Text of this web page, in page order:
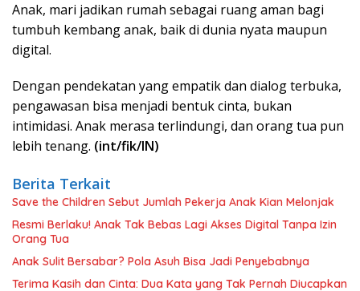
Anak, mari jadikan rumah sebagai ruang aman bagi
tumbuh kembang anak, baik di dunia nyata maupun
digital.
Dengan pendekatan yang empatik dan dialog terbuka,
pengawasan bisa menjadi bentuk cinta, bukan
intimidasi. Anak merasa terlindungi, dan orang tua pun
lebih tenang. (int/fik/IN)
Berita Terkait
Save the Children Sebut Jumlah Pekerja Anak Kian Melonjak
Resmi Berlaku! Anak Tak Bebas Lagi Akses Digital Tanpa Izin
Orang Tua
Anak Sulit Bersabar? Pola Asuh Bisa Jadi Penyebabnya
Terima Kasih dan Cinta: Dua Kata yang Tak Pernah Diucapkan